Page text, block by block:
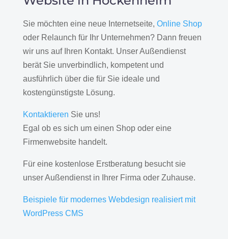
Sie möchten eine neue Internetseite, Online Shop
oder Relaunch für Ihr Unternehmen? Dann freuen
wir uns auf Ihren Kontakt. Unser Außendienst
berät Sie unverbindlich, kompetent und
ausführlich über die für Sie ideale und
kostengünstigste Lösung.
Kontaktieren Sie uns!
Egal ob es sich um einen Shop oder eine
Firmenwebsite handelt.
Für eine kostenlose Erstberatung besucht sie
unser Außendienst in Ihrer Firma oder Zuhause.
Beispiele für modernes Webdesign realisiert mit
WordPress CMS